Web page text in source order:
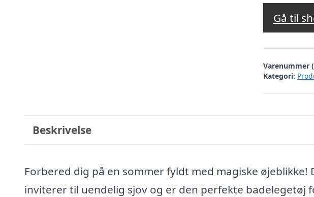
Gå til
Varenummer
Kategori:
Beskrivelse
Forbered dig på en sommer fyldt med magiske
inviterer til uendelig sjov og er den perfekte badelegetøj